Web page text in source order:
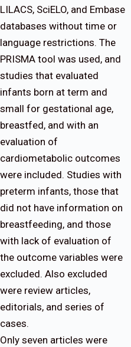
LILACS, SciELO, and Embase
databases without time or
language restrictions. The
PRISMA tool was used, and
studies that evaluated
infants born at term and
small for gestational age,
breastfed, and with an
evaluation of
cardiometabolic outcomes
were included. Studies with
preterm infants, those that
did not have information on
breastfeeding, and those
with lack of evaluation of
the outcome variables were
excluded. Also excluded
were review articles,
editorials, and series of
cases.
Only seven articles were